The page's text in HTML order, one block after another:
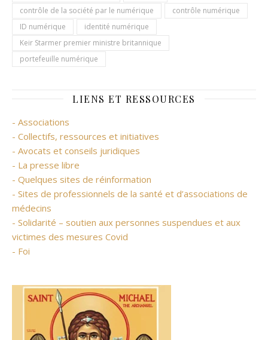
contrôle de la société par le numérique
contrôle numérique
ID numérique
identité numérique
Keir Starmer premier ministre britannique
portefeuille numérique
LIENS ET RESSOURCES
- Associations
- Collectifs, ressources et initiatives
- Avocats et conseils juridiques
- La presse libre
- Quelques sites de réinformation
- Sites de professionnels de la santé et d’associations de
médecins
- Solidarité – soutien aux personnes suspendues et aux
victimes des mesures Covid
- Foi